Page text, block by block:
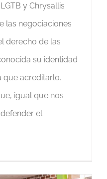
y Chrysallis
las negociaciones
derecho de las
su identidad
que acreditarlo.
igual que nos
el